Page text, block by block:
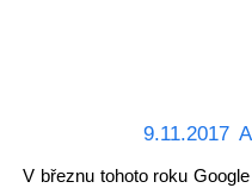
9.11.2017
V březnu tohoto roku